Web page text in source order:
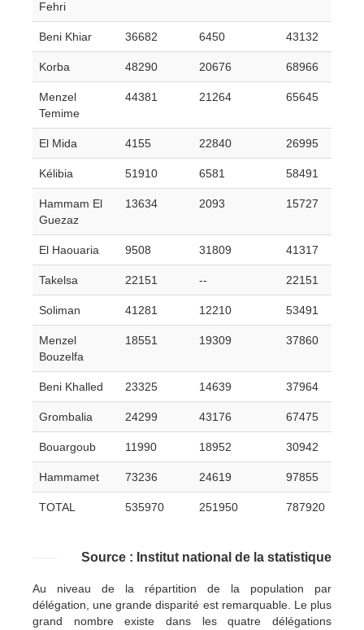
Fehri
Beni Khiar 36682 6450 43132
Korba 48290 20676 68966
Menzel
Temime
44381 21264 65645
El Mida 4155 22840 26995
Kélibia 51910 6581 58491
Hammam El
Guezaz
13634 2093 15727
El Haouaria 9508 31809 41317
Takelsa 22151 -- 22151
Soliman 41281 12210 53491
Menzel
Bouzelfa
18551 19309 37860
Beni Khalled 23325 14639 37964
Grombalia 24299 43176 67475
Bouargoub 11990 18952 30942
Hammamet 73236 24619 97855
TOTAL 535970 251950 787920
Source : Institut national de la statistique
Au niveau de la répartition de la population par
délégation, une grande disparité est remarquable. Le plus
grand nombre existe dans les quatre délégations